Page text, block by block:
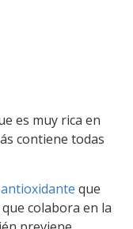
es muy rica en
contiene todas
antioxidante que
colabora en la